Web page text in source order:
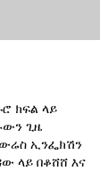
ክፍል ላይ
ጊዜ
ኢንፌክሽን
ላይ በቆሸሸ እና